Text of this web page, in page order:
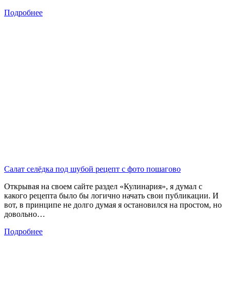
Подробнее
Салат селёдка под шубой рецепт с фото пошагово
Открывая на своем сайте раздел «Кулинария», я думал с
какого рецепта было бы логично начать свои публикации. И
вот, в принципе не долго думая я остановился на простом, но
довольно…
Подробнее